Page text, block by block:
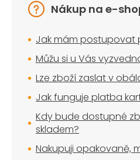
Nákup na e-
Jak mám postupovat
Můžu si u Vás
Lze zboží zaslat v
Jak funguje platba
Kdy bude dostupné
skladem?
Nakupuji opakovaně,